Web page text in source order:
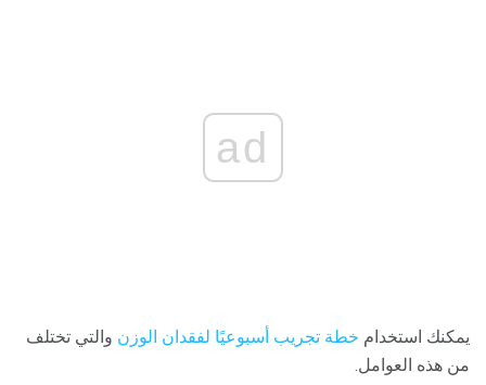
ad
يمكنك استخدام خطة تجريب أسبوعيًا لفقدان الوزن والتي تختلف
من هذه العوامل.